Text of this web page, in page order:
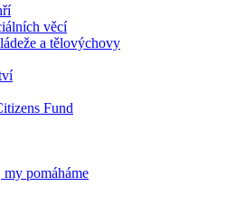
věcí
a tělovýchovy
Fund
pomáháme